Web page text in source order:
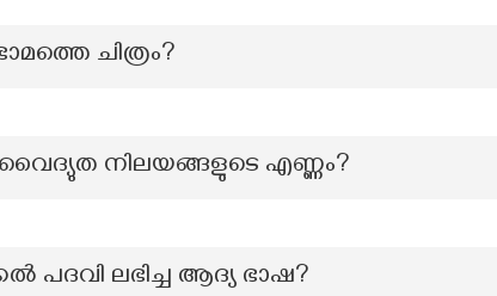
ചിത്രം?
നിലയങ്ങളുടെ എണ്ണം?
പദവി ലഭിച്ച ആദ്യ ഭാഷ?